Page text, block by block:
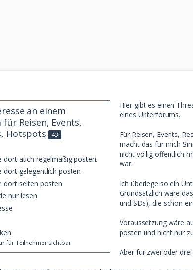
an einem
Reisen, Events,
Hotspots
43
dort auch regelmäßig posten.
dort gelegentlich posten
dort selten posten
nur lesen
für Teilnehmer sichtbar.
Hier gibt es einen
eines Unterforums.
Für Reisen, Events,
macht das für mich
nicht völlig öffentlich
war.
Ich überlege so ein
Grundsätzlich wäre
und SDs), die schon
Voraussetzung wäre
posten und nicht nur
Aber für zwei oder